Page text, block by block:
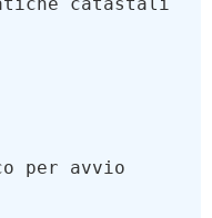
catastali
per avvio